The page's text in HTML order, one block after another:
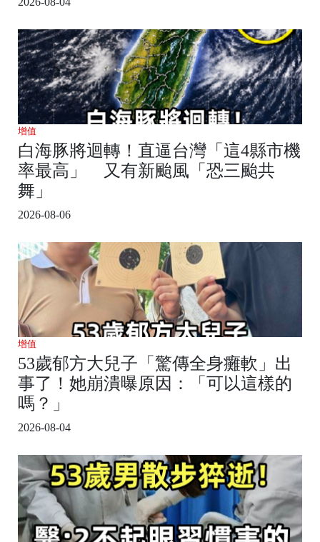
增值
白海豚將迴轉！直逼台灣「這4縣市機
率最高」 又有新颱風「恐三颱共
舞」
2026-08-06
增值
53歲郁方大兒子「驚傳全身癱軟」出
事了！她崩潰曝原因：「可以這樣的
嗎？」
2026-08-04